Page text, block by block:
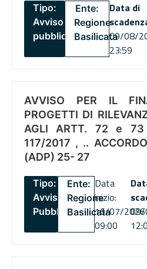
Tipo:
Avviso
pubblico
Ente:
Regione
Basilicata
Data di
09/08/
23:59
AVVISO PER IL
PROGETTI DI
AGLI ARTT. 72 e 73
117/2017 , ..
(ADP) 25- 27
Tipo:
Avviso
Pubblico
Ente:
Regione
Basilicata
Data
inizio:
16/07/2026
09:00
09/